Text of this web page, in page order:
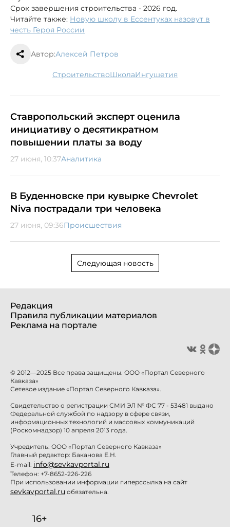
Срок завершения строительства - 2026 год.
Читайте также: Новую школу в Ессентуках назовут в
честь Героя России
Автор:Алексей Петров
строительство школа Ингушетия
Ставропольский эксперт оценила
инициативу о десятикратном
повышении платы за воду
27 июня, 10:37Аналитика
В Буденновске при кувырке Chevrolet
Niva пострадали три человека
27 июня, 09:36Происшествия
Следующая новость
Редакция
Правила публикации материалов
Реклама на портале
© 2012—2025 Все права защищены. ООО «Портал Северного
Кавказа»
Сетевое издание «Портал Северного Кавказа».
Свидетельство о регистрации СМИ ЭЛ № ФС 77 - 53481 выдано
Федеральной службой по надзору в сфере связи,
информационных технологий и массовых коммуникаций
(Роскомнадзор) 10 апреля 2013 года.
Учредитель: ООО «Портал Северного Кавказа»
Главный редактор: Баканова Е.Н.
E-mail: info@sevkavportal.ru
Телефон: +7-8652-226-226
При использовании информации гиперссылка на сайт
sevkavportal.ru обязательна.
16+